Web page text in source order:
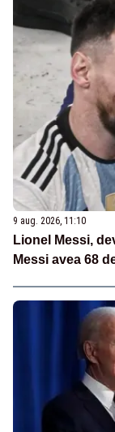
9 aug. 2026, 11:10
Lionel Messi,
Messi avea 68